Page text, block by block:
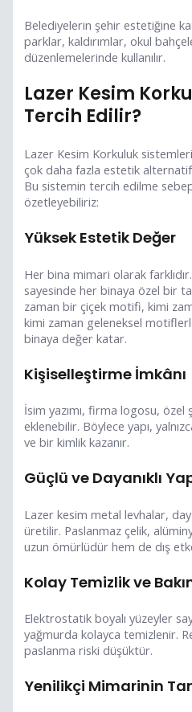
Belediyelerin şehir estetiğine
parklar, kaldırımlar, okul
düzenlemelerinde kullanılır.
Lazer Kesim
Tercih Edilir?
Lazer Kesim Korkuluk
çok daha fazla estetik alternatif
Bu sistemin tercih edilme
özetleyebiliriz:
Yüksek Estetik Değer
Her bina mimari olarak
sayesinde her binaya özel bir
zaman bir çiçek motifi, kimi
kimi zaman geleneksel
binaya değer katar.
Kişiselleştirme İmkânı
İsim yazımı, firma logosu,
eklenebilir. Böylece yapı,
ve bir kimlik kazanır.
Güçlü ve Dayanıklı
Lazer kesim metal levhalar,
üretilir. Paslanmaz çelik,
uzun ömürlüdür hem de dış
Kolay Temizlik ve
Elektrostatik boyalı yüzeyler
yağmurda kolayca temizlenir.
paslanma riski düşüktür.
Yenilikçi Mimarinin